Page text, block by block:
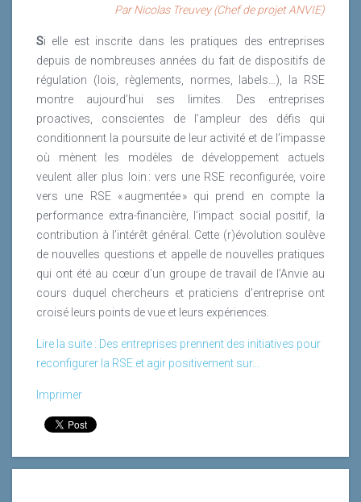
Par Nicolas Treuvey (Chef de projet ANVIE)
Si elle est inscrite dans les pratiques des entreprises
depuis de nombreuses années du fait de dispositifs de
régulation (lois, règlements, normes, labels…), la RSE
montre aujourd’hui ses limites. Des entreprises
proactives, conscientes de l’ampleur des défis qui
conditionnent la poursuite de leur activité et de l’impasse
où mènent les modèles de développement actuels
veulent aller plus loin : vers une RSE reconfigurée, voire
vers une RSE « augmentée » qui prend en compte la
performance extra-financière, l’impact social positif, la
contribution à l’intérêt général. Cette (r)évolution soulève
de nouvelles questions et appelle de nouvelles pratiques
qui ont été au cœur d’un groupe de travail de l’Anvie au
cours duquel chercheurs et praticiens d’entreprise ont
croisé leurs points de vue et leurs expériences.
Lire la suite : Des entreprises prennent des initiatives pour
reconfigurer la RSE et agir positivement sur...
Imprimer